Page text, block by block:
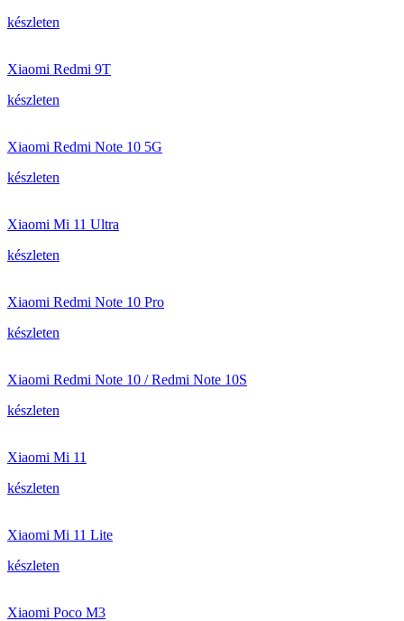
készleten
Xiaomi Redmi 9T
készleten
Xiaomi Redmi Note 10 5G
készleten
Xiaomi Mi 11 Ultra
készleten
Xiaomi Redmi Note 10 Pro
készleten
Xiaomi Redmi Note 10 / Redmi Note 10S
készleten
Xiaomi Mi 11
készleten
Xiaomi Mi 11 Lite
készleten
Xiaomi Poco M3